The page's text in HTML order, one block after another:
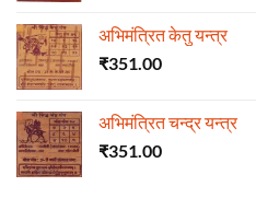
अभिमंत्रित केतु यन्त्र
₹351.00
अभिमंत्रित चन्द्र यन्त्र
₹351.00